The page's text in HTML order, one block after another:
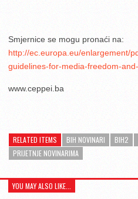
Smjernice se mogu pronaći na:
http://ec.europa.eu/enlargement/
guidelines-for-media-freedom-
www.ceppei.ba
RELATED ITEMS BIH NOVINARI BIH2
PRIJETNJE NOVINARIMA
YOU MAY ALSO LIKE...